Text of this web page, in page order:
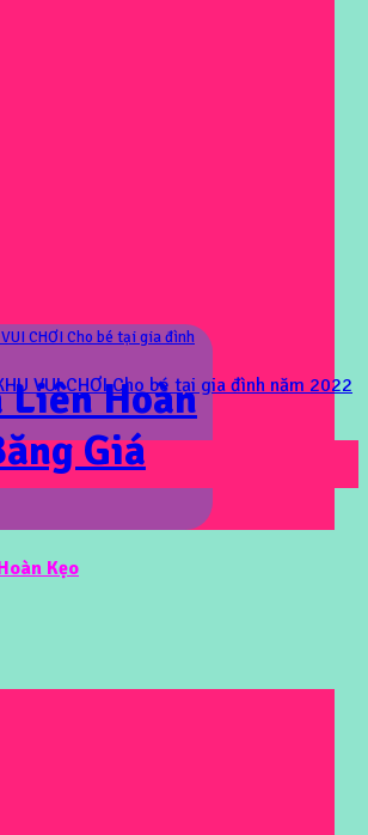
Liên Hoàn
Giá
Kẹo
CHƠI Cho bé tại gia đình
VUI CHƠI Cho bé tại gia đình năm 2022